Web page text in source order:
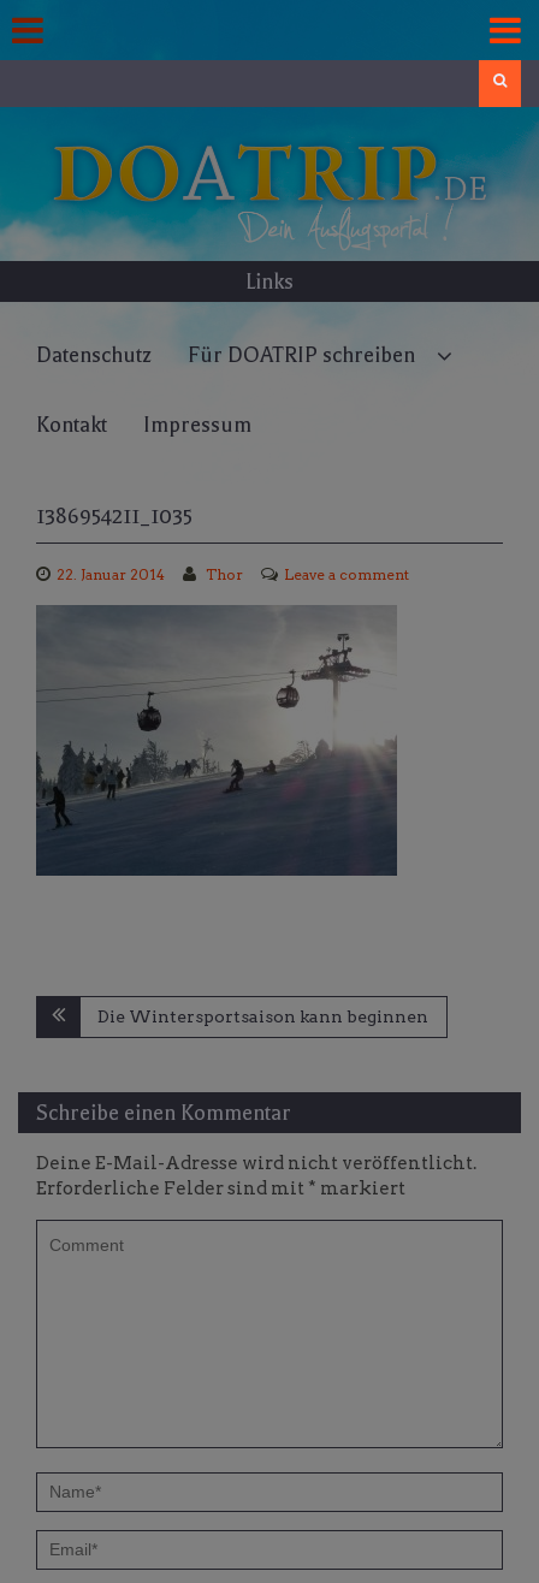
to
content
Links
Datenschutz Für DOATRIP schreiben
Kontakt Impressum
1386954211_1035
22. Januar 2014 Thor Leave a comment
Beitragsnavigation
Die Wintersportsaison kann beginnen
Schreibe einen Kommentar
Deine E-Mail-Adresse wird nicht veröffentlicht.
Erforderliche Felder sind mit * markiert